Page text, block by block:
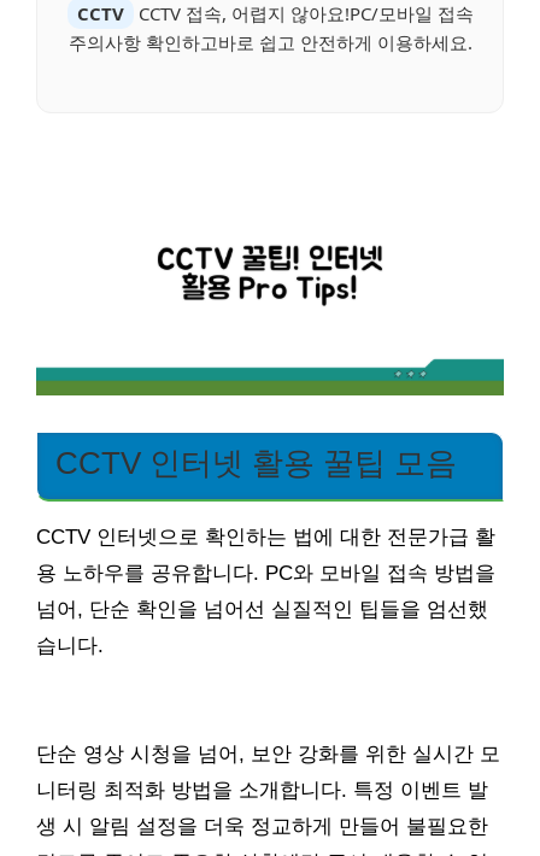
CCTV
CCTV 접속, 어렵지 않아요!PC/모바일 접속
주의사항 확인하고바로 쉽고 안전하게 이용하세요.
CCTV 인터넷 활용 꿀팁 모음
CCTV 인터넷으로 확인하는 법에 대한 전문가급 활
용 노하우를 공유합니다. PC와 모바일 접속 방법을
넘어, 단순 확인을 넘어선 실질적인 팁들을 엄선했
습니다.
단순 영상 시청을 넘어, 보안 강화를 위한 실시간 모
니터링 최적화 방법을 소개합니다. 특정 이벤트 발
생 시 알림 설정을 더욱 정교하게 만들어 불필요한